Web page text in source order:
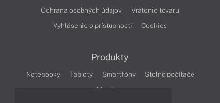
Ochrana osobných údajov
Vrátenie tovaru
Vyhlásenie o prístupnosti
Cookies
Produkty
Notebooky Tablety Smartfóny
Stolné počítače
Monitory